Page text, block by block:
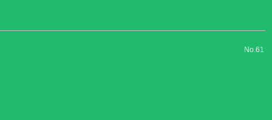
No.61